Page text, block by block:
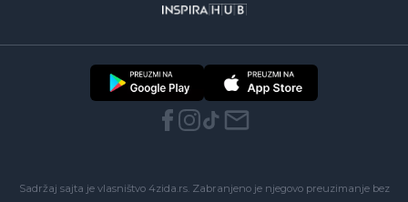
Sadržaj sajta je vlasništvo 4zida.rs. Zabranjeno je njegovo preuzimanje bez